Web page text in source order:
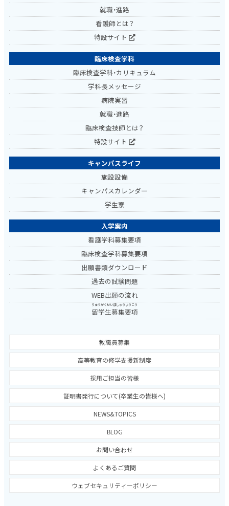
就職・進路
看護師とは？
特設サイト
臨床検査学科
臨床検査学科・カリキュラム
学科長メッセージ
病院実習
就職・進路
臨床検査技師とは？
特設サイト
キャンパスライフ
施設設備
キャンパスカレンダー
学生寮
入学案内
看護学科募集要項
臨床検査学科募集要項
出願書類ダウンロード
過去の試験問題
WEB出願の流れ
留学生募集要項
りゅうがくせいぼしゅうようこう
教職員募集
高等教育の修学支援新制度
採用ご担当の皆様
証明書発行について(卒業生の皆様へ)
NEWS&TOPICS
BLOG
お問い合わせ
よくあるご質問
ウェブセキュリティーポリシー